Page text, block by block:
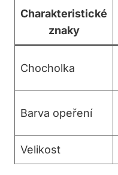
Charakteristické
znaky
Chocholka
Barva opeření
Velikost